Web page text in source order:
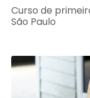
Curso de
São Paulo